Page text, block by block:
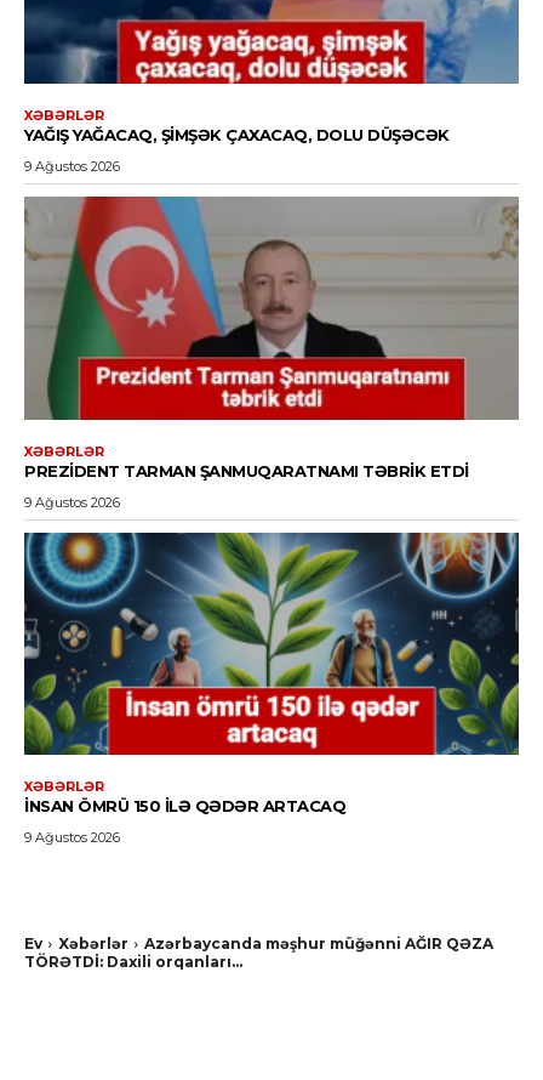
XƏBƏRLƏR
YAĞIŞ YAĞACAQ, ŞIMŞƏK ÇAXACAQ, DOLU DÜŞƏCƏK
9 Ağustos 2026
XƏBƏRLƏR
PREZIDENT TARMAN ŞANMUQARATNAMI TƏBRIK ETDI
9 Ağustos 2026
XƏBƏRLƏR
İNSAN ÖMRÜ 150 ILƏ QƏDƏR ARTACAQ
9 Ağustos 2026